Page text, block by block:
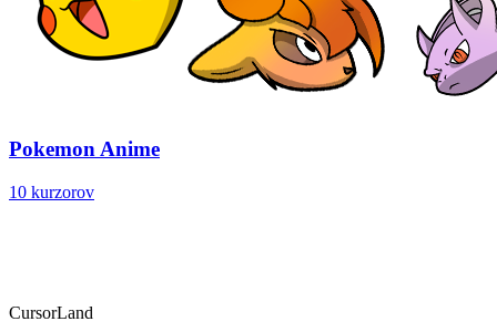
Pokemon Anime
10 kurzorov
CursorLand